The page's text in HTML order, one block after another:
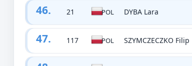
46. 21 POL DYBA Lara
47. 117 POL SZYMCZECZKO Filip